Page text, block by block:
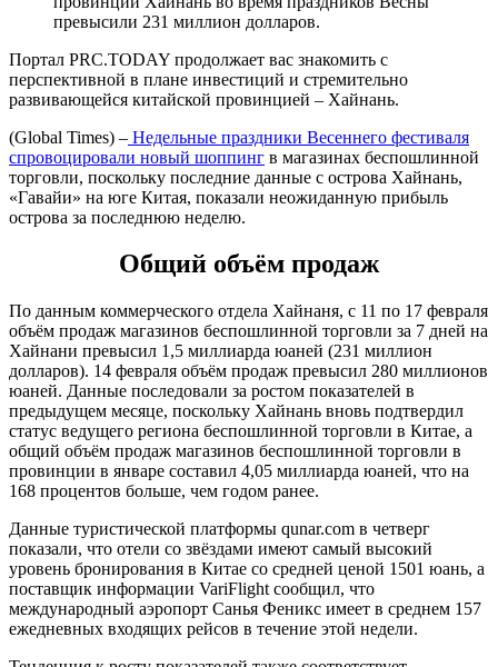
превысили 231 миллион долларов.
Портал PRC.TODAY продолжает вас знакомить с
перспективной в плане инвестиций и стремительно
развивающейся китайской провинцией – Хайнань.
(Global Times) – Недельные праздники Весеннего фестиваля
спровоцировали новый шоппинг в магазинах беспошлинной
торговли, поскольку последние данные с острова Хайнань,
«Гавайи» на юге Китая, показали неожиданную прибыль
острова за последнюю неделю.
Общий объём продаж
По данным коммерческого отдела Хайнаня, с 11 по 17 февраля
объём продаж магазинов беспошлинной торговли за 7 дней на
Хайнани превысил 1,5 миллиарда юаней (231 миллион
долларов). 14 февраля объём продаж превысил 280 миллионов
юаней. Данные последовали за ростом показателей в
предыдущем месяце, поскольку Хайнань вновь подтвердил
статус ведущего региона беспошлинной торговли в Китае, а
общий объём продаж магазинов беспошлинной торговли в
провинции в январе составил 4,05 миллиарда юаней, что на
168 процентов больше, чем годом ранее.
Данные туристической платформы qunar.com в четверг
показали, что отели со звёздами имеют самый высокий
уровень бронирования в Китае со средней ценой 1501 юань, а
поставщик информации VariFlight сообщил, что
международный аэропорт Санья Феникс имеет в среднем 157
ежедневных входящих рейсов в течение этой недели.